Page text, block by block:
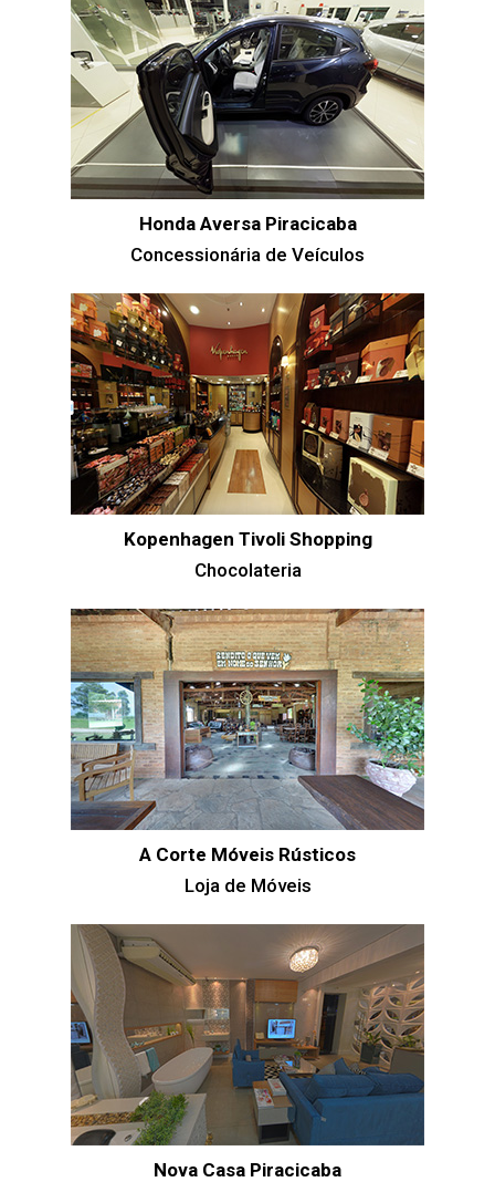
Honda Aversa Piracicaba
Concessionária de Veículos
Kopenhagen Tivoli Shopping
Chocolateria
A Corte Móveis Rústicos
Loja de Móveis
Nova Casa Piracicaba